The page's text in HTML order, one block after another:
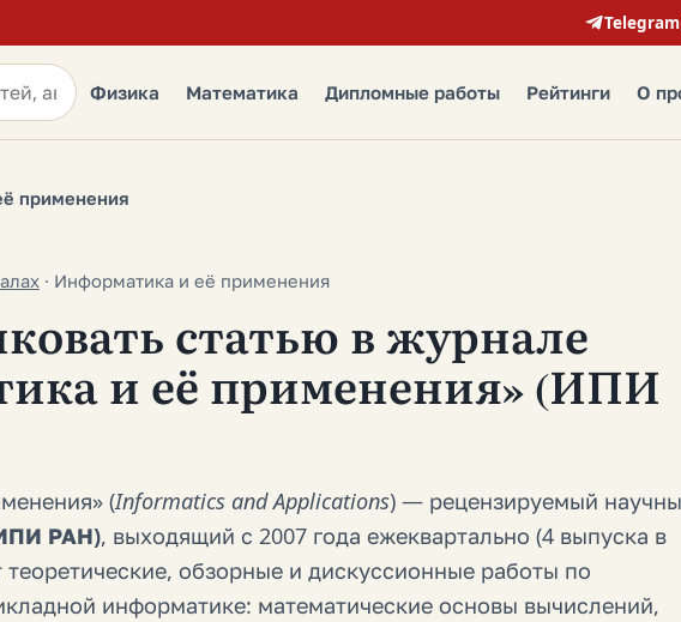
Telegram
Физика Математика Дипломные работы Рейтинги О
применения
· Информатика и её применения
статью в журнале
и её применения» (ИПИ
(Informatics and Applications) — рецензируемый
РАН), выходящий с 2007 года ежеквартально (4 выпуска в
обзорные и дискуссионные работы по
информатике: математические основы вычислений,